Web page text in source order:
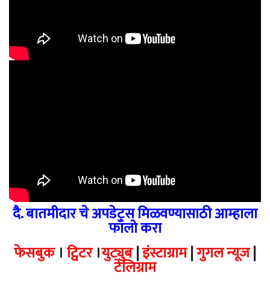
दै. बातमीदार चे अपडेट्स मिळवण्यासाठी आम्हाला
फॉलो करा
फेसबुक। ट्विटर।युट्युब|इंस्टाग्राम|गुगल न्यूज|
टेलिग्राम